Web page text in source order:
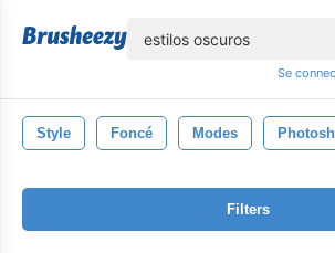
Se
Style Foncé Modes
Filters